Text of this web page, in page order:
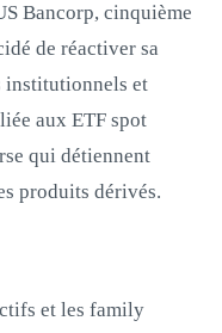
Bancorp, cinquième
de réactiver sa
institutionnels et
aux ETF spot
qui détiennent
produits dérivés.
et les family